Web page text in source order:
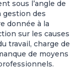
sous l’angle de
gestion des
donnée à la
sur les causes
travail, charge de
de moyens